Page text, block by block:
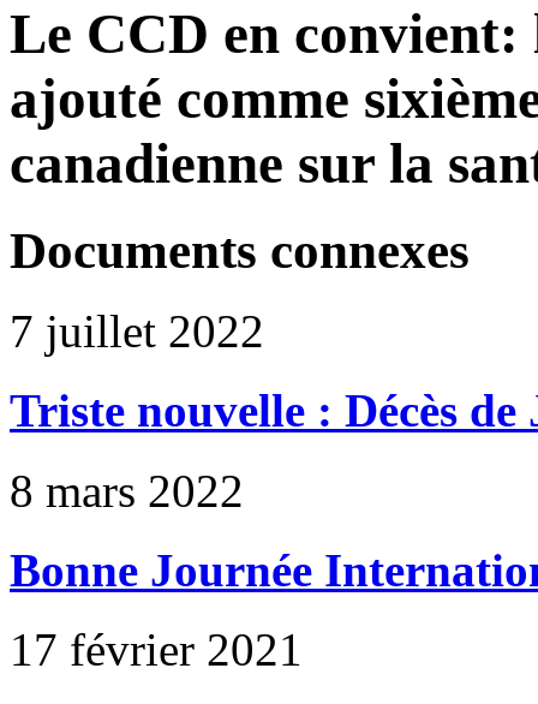
Le CCD en
ajouté comme
canadienne sur la
Documents connexes
7 juillet 2022
Triste nouvelle : Décès
8 mars 2022
Bonne Journée
17 février 2021